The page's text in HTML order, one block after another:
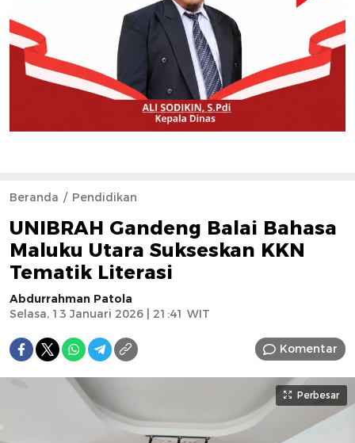
Beranda Pendidikan
UNIBRAH Gandeng Balai Bahasa
Maluku Utara Sukseskan KKN
Tematik Literasi
Abdurrahman Patola
Selasa, 13 Januari 2026 | 21:41 WIT
Komentar
Perbesar